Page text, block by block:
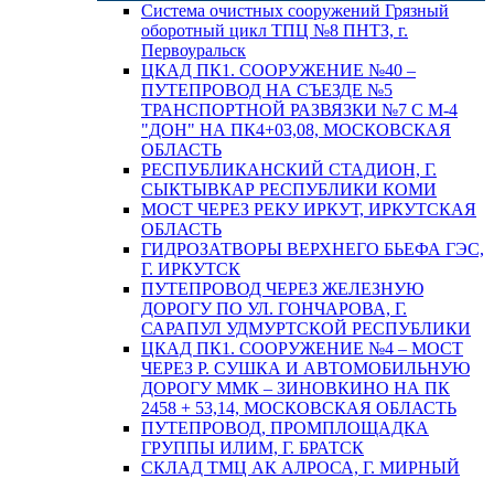
Система очистных сооружений Грязный
оборотный цикл ТПЦ №8 ПНТЗ, г.
Первоуральск
ЦКАД ПК1. СООРУЖЕНИЕ №40 –
ПУТЕПРОВОД НА СЪЕЗДЕ №5
ТРАНСПОРТНОЙ РАЗВЯЗКИ №7 С М-4
"ДОН" НА ПК4+03,08, МОСКОВСКАЯ
ОБЛАСТЬ
РЕСПУБЛИКАНСКИЙ СТАДИОН, Г.
СЫКТЫВКАР РЕСПУБЛИКИ КОМИ
МОСТ ЧЕРЕЗ РЕКУ ИРКУТ, ИРКУТСКАЯ
ОБЛАСТЬ
ГИДРОЗАТВОРЫ ВЕРХНЕГО БЬЕФА ГЭС,
Г. ИРКУТСК
ПУТЕПРОВОД ЧЕРЕЗ ЖЕЛЕЗНУЮ
ДОРОГУ ПО УЛ. ГОНЧАРОВА, Г.
САРАПУЛ УДМУРТСКОЙ РЕСПУБЛИКИ
ЦКАД ПК1. СООРУЖЕНИЕ №4 – МОСТ
ЧЕРЕЗ Р. СУШКА И АВТОМОБИЛЬНУЮ
ДОРОГУ ММК – ЗИНОВКИНО НА ПК
2458 + 53,14, МОСКОВСКАЯ ОБЛАСТЬ
ПУТЕПРОВОД, ПРОМПЛОЩАДКА
ГРУППЫ ИЛИМ, Г. БРАТСК
СКЛАД ТМЦ АК АЛРОСА, Г. МИРНЫЙ